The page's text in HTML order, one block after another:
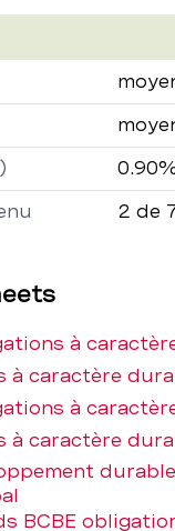
2 de
à
à caractère
à
à caractère
BCBE